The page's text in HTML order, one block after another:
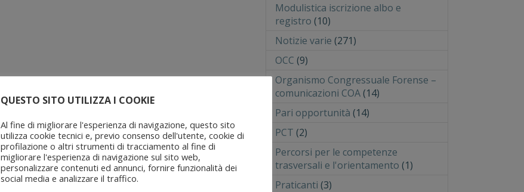
Modulistica iscrizione albo e
registro (10)
Notizie varie (271)
OCC (9)
Organismo Congressuale Forense –
comunicazioni COA(14)
Pari opportunità (14)
PCT (2)
Percorsi per le competenze
trasversali e l'orientamento (1)
Praticanti (3)
QUESTO SITO UTILIZZA I COOKIE
Al fine di migliorare l'esperienza di navigazione, questo sito
utilizza cookie tecnici e, previo consenso dell'utente, cookie di
profilazione o altri strumenti di tracciamento al fine di
migliorare l'esperienza di navigazione sul sito web,
personalizzare contenuti ed annunci, fornire funzionalità dei
social media e analizzare il traffico.